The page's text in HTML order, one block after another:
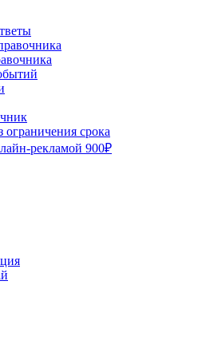
ограничения срока
рекламой 900₽